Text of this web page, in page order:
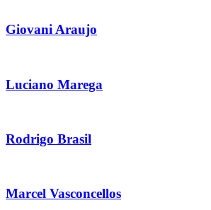
Giovani Araujo
Luciano Marega
Rodrigo Brasil
Marcel Vasconcellos